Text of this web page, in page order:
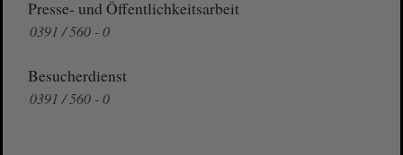
Presse- und Öffentlichkeitsarbeit
0391 / 560 - 0
Besucherdienst
0391 / 560 - 0